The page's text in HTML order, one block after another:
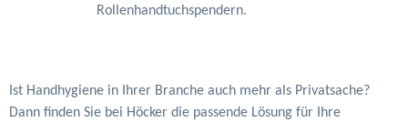
Rollenhandtuchspendern.
Ist Handhygiene in Ihrer Branche auch mehr als Privatsache?
Dann finden Sie bei Höcker die passende Lösung für Ihre